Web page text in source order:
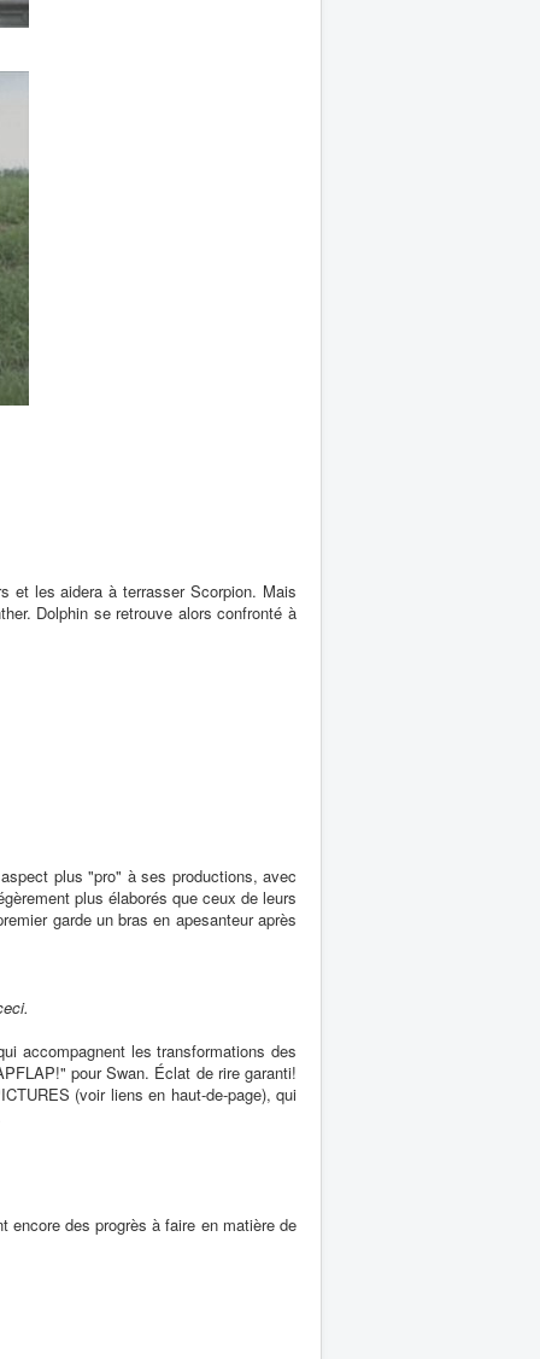
et les aidera à terrasser Scorpion. Mais
Dolphin se retrouve alors confronté à
plus "pro" à ses productions, avec
plus élaborés que ceux de leurs
garde un bras en apesanteur après
accompagnent les transformations des
pour Swan. Éclat de rire garanti!
(voir liens en haut-de-page), qui
encore des progrès à faire en matière de